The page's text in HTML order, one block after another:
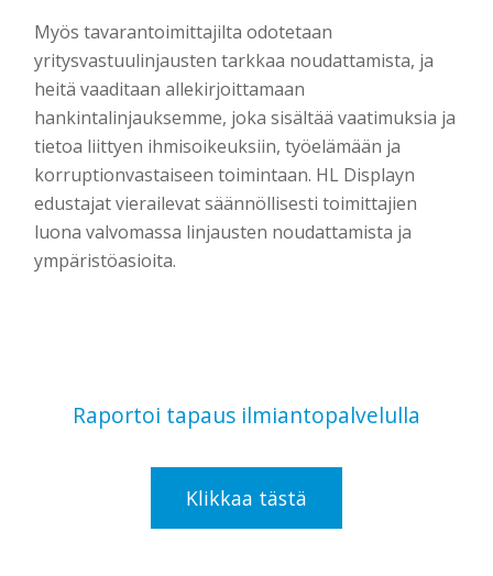
Myös tavarantoimittajilta odotetaan
yritysvastuulinjausten tarkkaa noudattamista, ja
heitä vaaditaan allekirjoittamaan
hankintalinjauksemme, joka sisältää vaatimuksia ja
tietoa liittyen ihmisoikeuksiin, työelämään ja
korruptionvastaiseen toimintaan. HL Displayn
edustajat vierailevat säännöllisesti toimittajien
luona valvomassa linjausten noudattamista ja
ympäristöasioita.
Raportoi tapaus ilmiantopalvelulla
Klikkaa tästä